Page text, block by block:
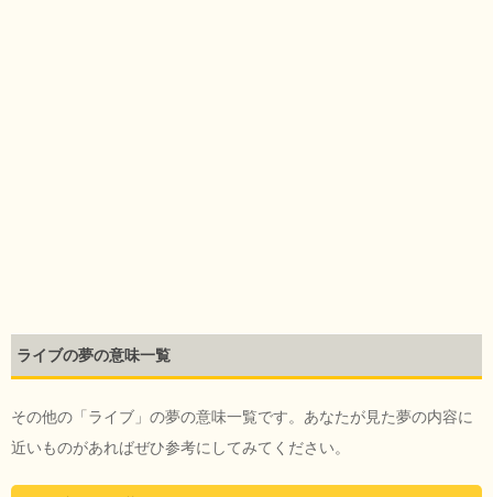
ライブの夢の意味一覧
その他の「ライブ」の夢の意味一覧です。あなたが見た夢の内容に
近いものがあればぜひ参考にしてみてください。